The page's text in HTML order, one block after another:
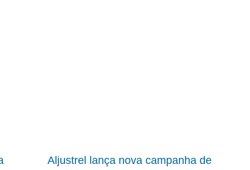
Aljustrel lança nova campanha de